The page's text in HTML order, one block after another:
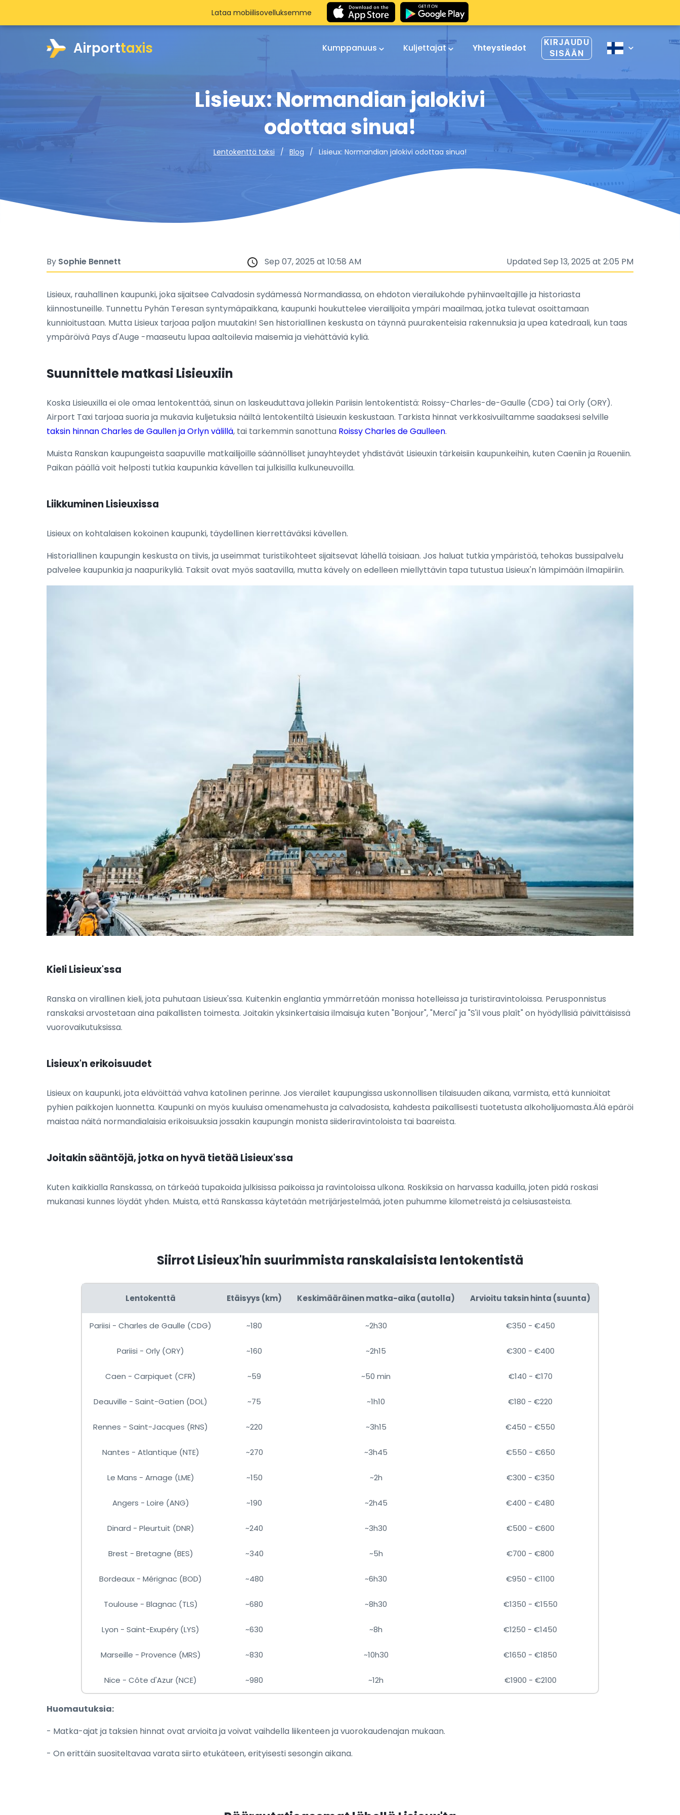
Airporttaxis Kumppanuus Kuljettajat Yhteystiedot
KIRJAUDU
SISÄÄN
Lisieux: Normandian jalokivi
odottaa sinua!
Lentokenttä taksi Blog Lisieux: Normandian jalokivi odottaa sinua!
Lataa mobiilisovelluksemme
By Sophie Bennett Sep 07, 2025 at 10:58 AM Updated Sep 13, 2025 at 2:05 PM
Lisieux, rauhallinen kaupunki, joka sijaitsee Calvadosin sydämessä Normandiassa, on ehdoton vierailukohde pyhiinvaeltajille ja historiasta
kiinnostuneille. Tunnettu Pyhän Teresan syntymäpaikkana, kaupunki houkuttelee vierailijoita ympäri maailmaa, jotka tulevat osoittamaan
kunnioitustaan. Mutta Lisieux tarjoaa paljon muutakin! Sen historiallinen keskusta on täynnä puurakenteisia rakennuksia ja upea katedraali, kun taas
ympäröivä Pays d'Auge -maaseutu lupaa aaltoilevia maisemia ja viehättäviä kyliä.
Suunnittele matkasi Lisieuxiin
Koska Lisieuxilla ei ole omaa lentokenttää, sinun on laskeuduttava jollekin Pariisin lentokentistä: Roissy-Charles-de-Gaulle (CDG) tai Orly (ORY).
Airport Taxi tarjoaa suoria ja mukavia kuljetuksia näiltä lentokentiltä Lisieuxin keskustaan. Tarkista hinnat verkkosivuiltamme saadaksesi selville
taksin hinnan Charles de Gaullen ja Orlyn välillä, tai tarkemmin sanottuna Roissy Charles de Gaulleen.
Muista Ranskan kaupungeista saapuville matkailijoille säännölliset junayhteydet yhdistävät Lisieuxin tärkeisiin kaupunkeihin, kuten Caeniin ja Roueniin.
Paikan päällä voit helposti tutkia kaupunkia kävellen tai julkisilla kulkuneuvoilla.
Liikkuminen Lisieuxissa
Lisieux on kohtalaisen kokoinen kaupunki, täydellinen kierrettäväksi kävellen.
Historiallinen kaupungin keskusta on tiivis, ja useimmat turistikohteet sijaitsevat lähellä toisiaan. Jos haluat tutkia ympäristöä, tehokas bussipalvelu
palvelee kaupunkia ja naapurikyliä. Taksit ovat myös saatavilla, mutta kävely on edelleen miellyttävin tapa tutustua Lisieux'n lämpimään ilmapiiriin.
Kieli Lisieux'ssa
Ranska on virallinen kieli, jota puhutaan Lisieux'ssa. Kuitenkin englantia ymmärretään monissa hotelleissa ja turistiravintoloissa. Perusponnistus
ranskaksi arvostetaan aina paikallisten toimesta. Joitakin yksinkertaisia ilmaisuja kuten "Bonjour", "Merci" ja "S'il vous plaît" on hyödyllisiä päivittäisissä
vuorovaikutuksissa.
Lisieux'n erikoisuudet
Lisieux on kaupunki, jota elävöittää vahva katolinen perinne. Jos vierailet kaupungissa uskonnollisen tilaisuuden aikana, varmista, että kunnioitat
pyhien paikkojen luonnetta. Kaupunki on myös kuuluisa omenamehusta ja calvadosista, kahdesta paikallisesti tuotetusta alkoholijuomasta.Älä epäröi
maistaa näitä normandialaisia erikoisuuksia jossakin kaupungin monista siideriravintoloista tai baareista.
Joitakin sääntöjä, jotka on hyvä tietää Lisieux'ssa
Kuten kaikkialla Ranskassa, on tärkeää tupakoida julkisissa paikoissa ja ravintoloissa ulkona. Roskiksia on harvassa kaduilla, joten pidä roskasi
mukanasi kunnes löydät yhden. Muista, että Ranskassa käytetään metrijärjestelmää, joten puhumme kilometreistä ja celsiusasteista.
Siirrot Lisieux'hin suurimmista ranskalaisista lentokentistä
Lentokenttä Etäisyys (km) Keskimääräinen matka-aika (autolla) Arvioitu taksin hinta (suunta)
Pariisi - Charles de Gaulle (CDG) ~180 ~2h30 €350 - €450
Pariisi - Orly (ORY) ~160 ~2h15 €300 - €400
Caen - Carpiquet (CFR) ~59 ~50 min €140 - €170
Deauville - Saint-Gatien (DOL) ~75 ~1h10 €180 - €220
Rennes - Saint-Jacques (RNS) ~220 ~3h15 €450 - €550
Nantes - Atlantique (NTE) ~270 ~3h45 €550 - €650
Le Mans - Arnage (LME) ~150 ~2h €300 - €350
Angers - Loire (ANG) ~190 ~2h45 €400 - €480
Dinard - Pleurtuit (DNR) ~240 ~3h30 €500 - €600
Brest - Bretagne (BES) ~340 ~5h €700 - €800
Bordeaux - Mérignac (BOD) ~480 ~6h30 €950 - €1100
Toulouse - Blagnac (TLS) ~680 ~8h30 €1350 - €1550
Lyon - Saint-Exupéry (LYS) ~630 ~8h €1250 - €1450
Marseille - Provence (MRS) ~830 ~10h30 €1650 - €1850
Nice - Côte d'Azur (NCE) ~980 ~12h €1900 - €2100
Huomautuksia:
- Matka-ajat ja taksien hinnat ovat arvioita ja voivat vaihdella liikenteen ja vuorokaudenajan mukaan.
- On erittäin suositeltavaa varata siirto etukäteen, erityisesti sesongin aikana.